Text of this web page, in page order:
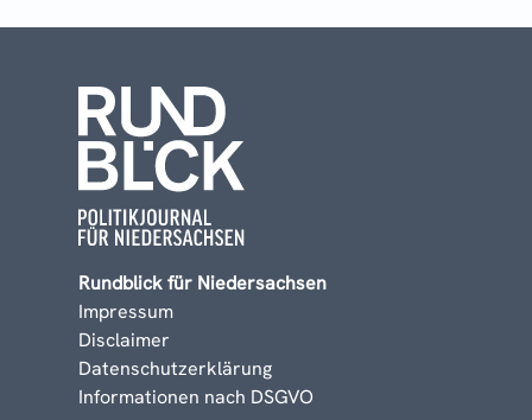
Rundblick für Niedersachsen
Impressum
Disclaimer
Datenschutzerklärung
Informationen nach DSGVO